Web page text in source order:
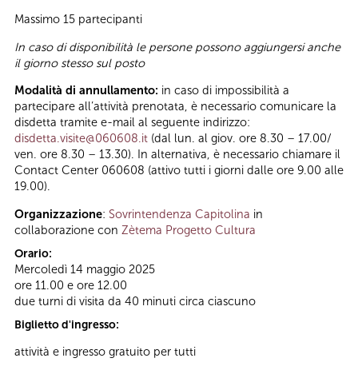
Massimo 15 partecipanti
In caso di disponibilità le persone possono aggiungersi anche
il giorno stesso sul posto
Modalità di annullamento: in caso di impossibilità a
partecipare all’attività prenotata, è necessario comunicare la
disdetta tramite e-mail al seguente indirizzo:
disdetta.visite@060608.it (dal lun. al giov. ore 8.30 – 17.00/
ven. ore 8.30 – 13.30). In alternativa, è necessario chiamare il
Contact Center 060608 (attivo tutti i giorni dalle ore 9.00 alle
19.00).
Organizzazione: Sovrintendenza Capitolina in
collaborazione con Zètema Progetto Cultura
Orario:
Mercoledì 14 maggio 2025
ore 11.00 e ore 12.00
due turni di visita da 40 minuti circa ciascuno
Biglietto d'ingresso:
attività e ingresso gratuito per tutti